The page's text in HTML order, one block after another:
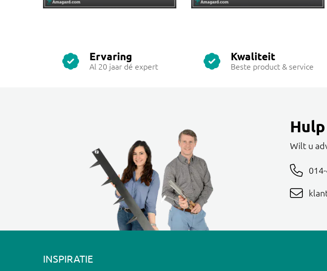
Ervaring
Al 20 jaar dé expert
Kwaliteit
Beste product & service
Wilt u
INSPIRATIE